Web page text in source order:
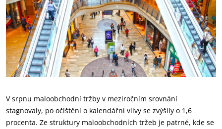
V srpnu maloobchodní tržby v meziročním srovnání
stagnovaly, po očištění o kalendářní vlivy se zvýšily o 1,6
procenta. Ze struktury maloobchodních tržeb je patrné, kde se